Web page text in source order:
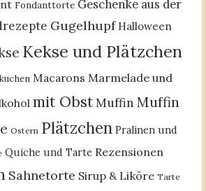
Fondanttorte Geschenke aus der
Gugelhupf Halloween
Kekse und Plätzchen
Macarons Marmelade und
mit ObstMuffin Muffin
Ostern Plätzchen Pralinen und
Quiche und Tarte Rezensionen
Sahnetorte Sirup & Liköre Tarte